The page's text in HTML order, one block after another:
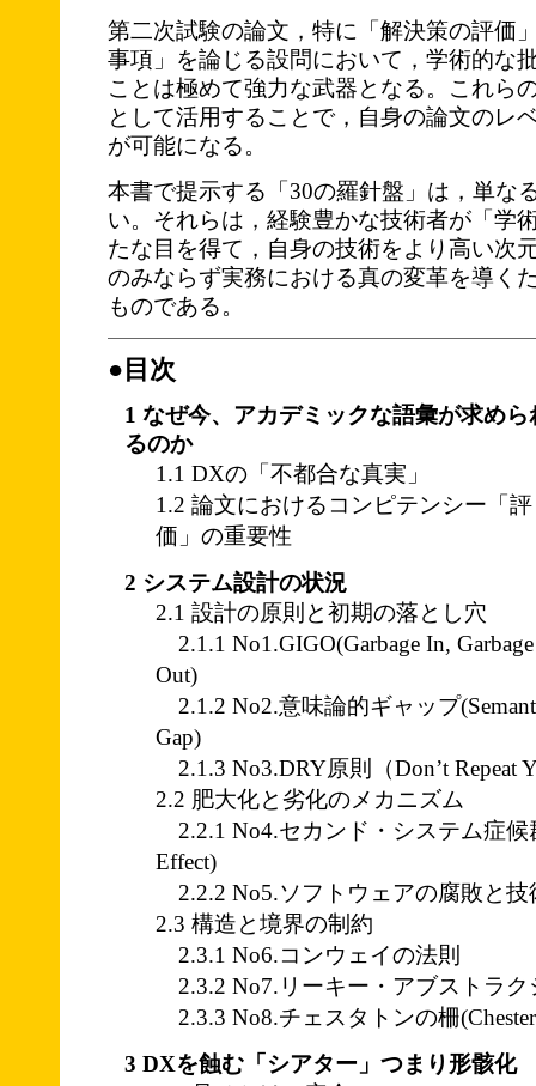
第二次試験の論文，特に「解決策の評価
事項」を論じる設問において，学術的な
ことは極めて強力な武器となる。これら
として活用することで，自身の論文のレ
が可能になる。
本書で提示する「30の羅針盤」は，単な
い。それらは，経験豊かな技術者が「学
たな目を得て，自身の技術をより高い次
のみならず実務における真の変革を導く
ものである。
●目次
1 なぜ今、アカデミックな語彙が求めら
るのか
1.1 DXの「不都合な真実」
1.2 論文におけるコンピテンシー「評
価」の重要性
2 システム設計の状況
2.1 設計の原則と初期の落とし穴
2.1.1 No1.GIGO(Garbage In, Garbage
Out)
2.1.2 No2.意味論的ギャップ
Gap)
2.1.3 No3.DRY原則（Don’t Repeat
2.2 肥大化と劣化のメカニズム
2.2.1 No4.セカンド・システム症候
Effect)
2.2.2 No5.ソフトウェアの腐敗と技
2.3 構造と境界の制約
2.3.1 No6.コンウェイの法則
2.3.2 No7.リーキー・アブストラク
2.3.3 No8.チェスタトンの柵
3 DXを蝕む「シアター」つまり形骸化